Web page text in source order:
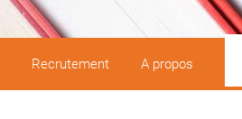
Recrutement A propos